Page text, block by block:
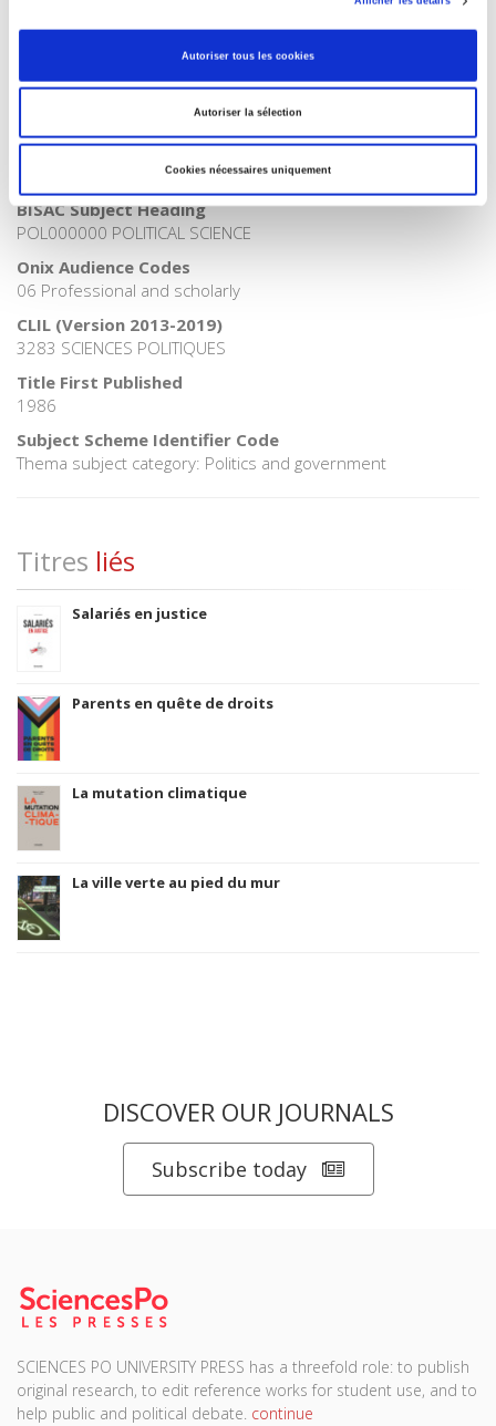
Autoriser tous les cookies
Autoriser la sélection
Cookies nécessaires uniquement
Publisher Category
Publisher Category
Publisher Category
BISAC Subject Heading
POL000000 POLITICAL SCIENCE
Onix Audience Codes
06 Professional and scholarly
CLIL (Version 2013-2019)
3283 SCIENCES POLITIQUES
Title First Published
1986
Subject Scheme Identifier Code
Thema subject category: Politics and government
Titres liés
Salariés en justice
Parents en quête de droits
La mutation climatique
La ville verte au pied du mur
DISCOVER OUR JOURNALS
Subscribe today
SCIENCES PO UNIVERSITY PRESS has a threefold role: to publish
original research, to edit reference works for student use, and to
help public and political debate. continue